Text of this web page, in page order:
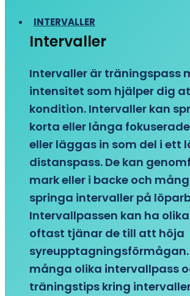
INTERVALLER
Intervaller
Intervaller är träningspass
intensitet som hjälper dig
kondition. Intervaller kan
korta eller långa
eller läggas in som del i ett
distanspass. De kan
mark eller i backe och
springa intervaller på
Intervallpassen kan ha
oftast tjänar de till att höja
många olika intervallpass
träningstips kring